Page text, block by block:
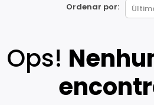
Ordenar por:
Ops!